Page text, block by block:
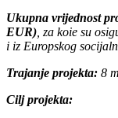
Ukupna vrijednost
EUR) , za koie su
i iz Europskog
Trajanje projekta: 8
Cilj projekta: